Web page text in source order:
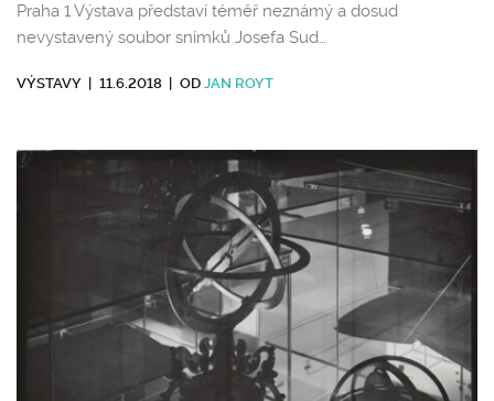
Praha 1 Výstava představí téměř neznámý a dosud
nevystavený soubor snímků Josefa Sud…
VÝSTAVY 11.6.2018 OD JAN ROYT